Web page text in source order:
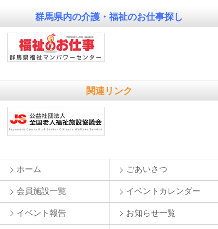
群馬県内の介護・福祉のお仕事探し
関連リンク
ホーム ごあいさつ
会員施設一覧 イベントカレンダー
イベント報告 お知らせ一覧